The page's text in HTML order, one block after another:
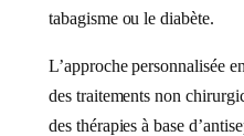
tabagisme ou le diabète.
L’approche personnalisée
des traitements non
des thérapies à base